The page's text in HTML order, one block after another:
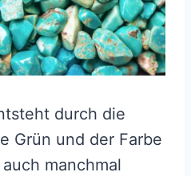
durch die
Grün und der Farbe
manchmal